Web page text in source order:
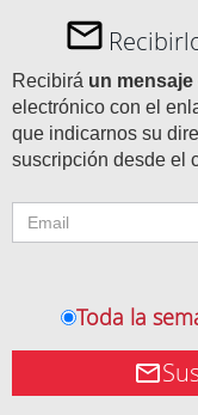
Recibirá un
electrónico con el
que indicarnos su
suscripción desde el
Toda la